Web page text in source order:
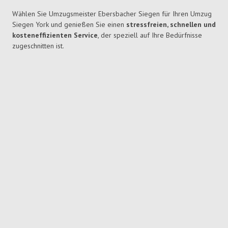
Wählen Sie Umzugsmeister Ebersbacher Siegen für Ihren Umzug
Siegen York und genießen Sie einen stressfreien, schnellen und
kosteneffizienten Service, der speziell auf Ihre Bedürfnisse
zugeschnitten ist.